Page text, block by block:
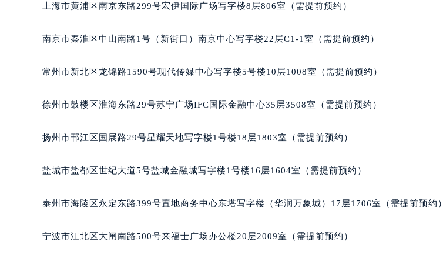
温州市鹿城区锦绣路1067号置信广场10层1015室（需提前预约）
大连市中山区人民路15号国际金融大厦7层G室（需提前预约）
东莞市东城街道鸿福东路1号民盈国贸中心T1写字楼9层907室（需提前预约）
南通市崇川区工农路57号圆融广场写字楼16层1603室（需提前预约）
武汉市江汉区解放大道686号世界贸易大厦38层09室（需提前预约）
合肥市蜀山区潜山路111号万象城华润大厦B座12楼03室（需提前预约）
青岛市南区山东路6号华润大厦B座22层04室（需提前预约）
长春市朝阳区西安大路727号中银大厦A座(旺进大厦)18层09室（需提前预约）
上海市黄浦区南京东路299号宏伊国际广场写字楼8层806室（需提前预约）
南京市秦淮区中山南路1号（新街口）南京中心写字楼22层C1-1室（需提前预约）
常州市新北区龙锦路1590号现代传媒中心写字楼5号楼10层1008室（需提前预约）
徐州市鼓楼区淮海东路29号苏宁广场IFC国际金融中心35层3508室（需提前预约）
扬州市邗江区国展路29号星耀天地写字楼1号楼18层1803室（需提前预约）
盐城市盐都区世纪大道5号盐城金融城写字楼1号楼16层1604室（需提前预约）
泰州市海陵区永定东路399号置地商务中心东塔写字楼（华润万象城）17层1706室（需提前预约）
宁波市江北区大闸南路500号来福士广场办公楼20层2009室（需提前预约）